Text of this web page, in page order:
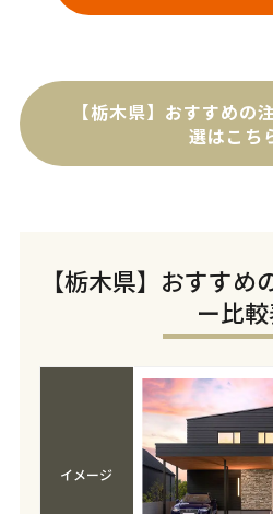
【栃木県】おすすめの
選はこち
【栃木県】おすすめ
ー比
イメージ